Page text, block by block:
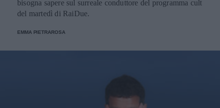
bisogna sapere sul surreale conduttore del programma cult
del martedì di RaiDue.
EMMA PIETRAROSA